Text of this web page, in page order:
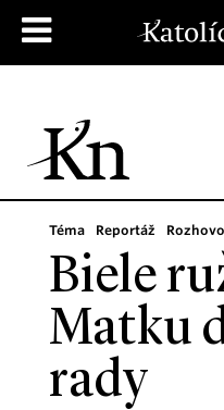
Téma Reportáž
Biele
Matku
rady